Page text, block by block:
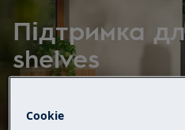
Підтримка
shelves
Cookie